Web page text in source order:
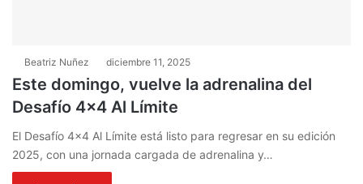
Beatriz Nuñez diciembre 11, 2025
Este domingo, vuelve la adrenalina del
Desafío 4×4 Al Límite
El Desafío 4×4 Al Límite está listo para regresar en su edición
2025, con una jornada cargada de adrenalina y…